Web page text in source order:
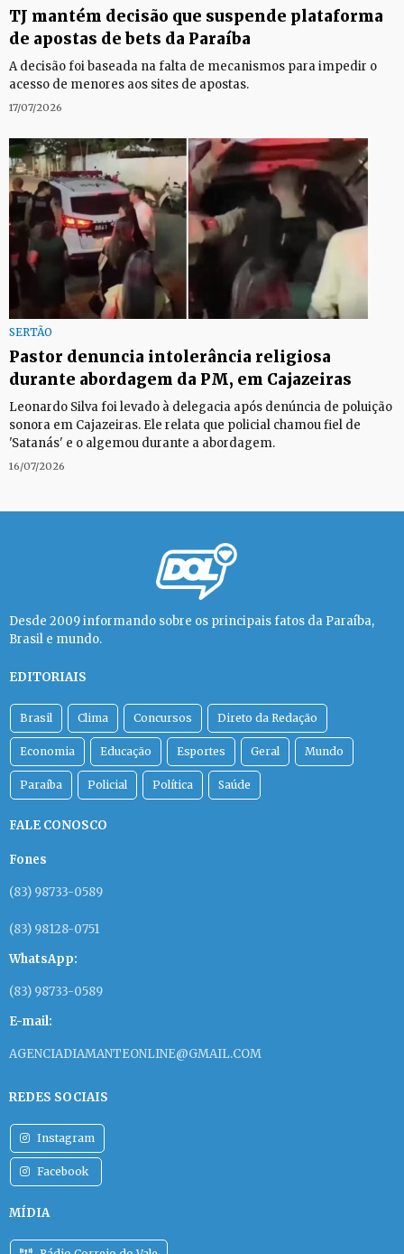
TJ mantém decisão que suspende plataforma
de apostas de bets da Paraíba
A decisão foi baseada na falta de mecanismos para impedir o
acesso de menores aos sites de apostas.
17/07/2026
SERTÃO
Pastor denuncia intolerância religiosa
durante abordagem da PM, em Cajazeiras
Leonardo Silva foi levado à delegacia após denúncia de poluição
sonora em Cajazeiras. Ele relata que policial chamou fiel de
'Satanás' e o algemou durante a abordagem.
16/07/2026
Desde 2009 informando sobre os principais fatos da Paraíba,
Brasil e mundo.
EDITORIAIS
Brasil Clima Concursos Direto da Redação
Economia Educação Esportes Geral Mundo
Paraíba Policial Política Saúde
FALE CONOSCO
Fones
(83) 98733-0589
(83) 98128-0751
WhatsApp:
(83) 98733-0589
E-mail:
AGENCIADIAMANTEONLINE@GMAIL.COM
REDES SOCIAIS
Instagram
Facebook
MÍDIA